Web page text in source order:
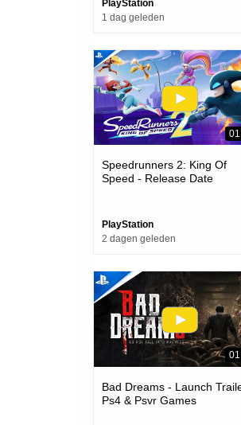
PlayStation
1 dag geleden
Speedrunners 2: King Of
Speed - Release Date
PlayStation
2 dagen geleden
Bad Dreams - Launch
Ps4 & Psvr Games